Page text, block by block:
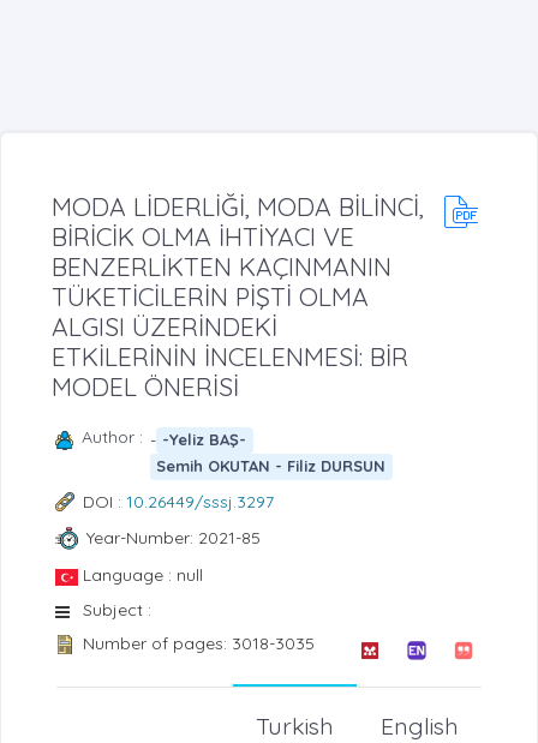
MODA LİDERLİĞİ, MODA BİLİNCİ,
BİRİCİK OLMA İHTİYACI VE
BENZERLİKTEN KAÇINMANIN
TÜKETİCİLERİN PİŞTİ OLMA
ALGISI ÜZERİNDEKİ
ETKİLERİNİN İNCELENMESİ: BİR
MODEL ÖNERİSİ
Author : - -Yeliz BAŞ-
Semih OKUTAN - Filiz DURSUN
DOI : 10.26449/sssj.3297
Year-Number: 2021-85
Language : null
Subject :
Number of pages: 3018-3035
English
Turkish